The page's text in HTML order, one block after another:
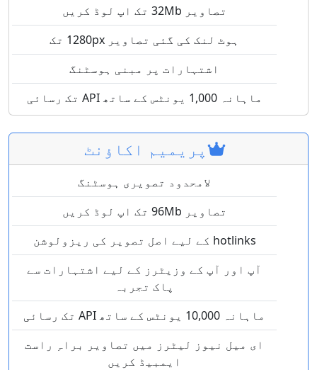
تصاویر 32Mb تک اپ لوڈ کریں
ہوٹ لنک کی گئی تصاویر 1280px تک
اشتہارات پر مبنی ہوسٹنگ
ماہانہ 1,000 یونٹس کے ساتھ API تک رسائی
پریمیم اکاؤنٹ
لامحدود تصویری ہوسٹنگ
تصاویر 96Mb تک اپ لوڈ کریں
hotlinks کے لیے اصل تصویر کی ریزولوشن
آپ اور آپ کے وزیٹرز کے لیے اشتہارات سے
پاک تجربہ
ماہانہ 10,000 یونٹس کے ساتھ API تک رسائی
ای میل نیوز لیٹرز میں تصاویر براہِ راست
ایمبیڈ کریں